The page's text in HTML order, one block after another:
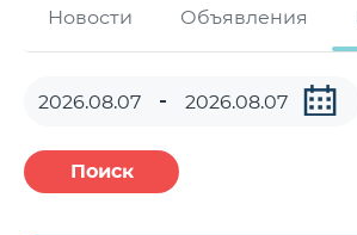
Новости Объявления
Поиск